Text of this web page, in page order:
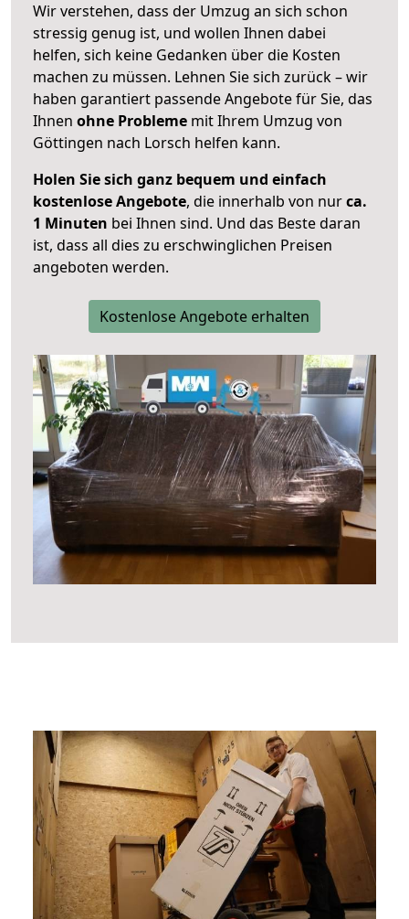
Wir verstehen, dass der Umzug an sich schon
stressig genug ist, und wollen Ihnen dabei
helfen, sich keine Gedanken über die Kosten
machen zu müssen. Lehnen Sie sich zurück – wir
haben garantiert passende Angebote für Sie, das
Ihnen ohne Probleme mit Ihrem Umzug von
Göttingen nach Lorsch helfen kann.
Holen Sie sich ganz bequem und einfach
kostenlose Angebote, die innerhalb von nurca.
1 Minuten bei Ihnen sind. Und das Beste daran
ist, dass all dies zu erschwinglichen Preisen
angeboten werden.
Kostenlose Angebote erhalten